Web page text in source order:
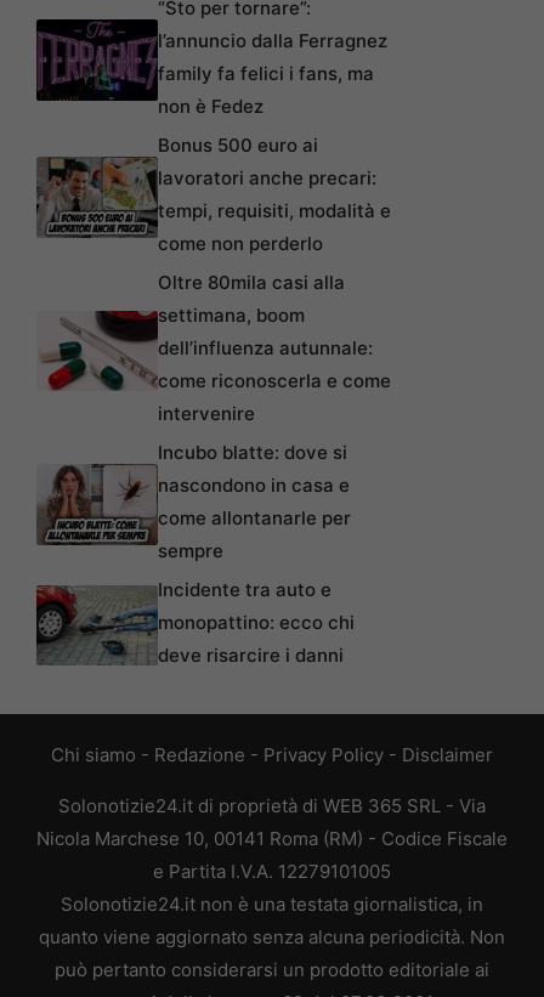
“Sto per tornare”:
l’annuncio dalla Ferragnez
family fa felici i fans, ma
non è Fedez
Bonus 500 euro ai
lavoratori anche precari:
tempi, requisiti, modalità e
come non perderlo
Oltre 80mila casi alla
settimana, boom
dell’influenza autunnale:
come riconoscerla e come
intervenire
Incubo blatte: dove si
nascondono in casa e
come allontanarle per
sempre
Incidente tra auto e
monopattino: ecco chi
deve risarcire i danni
Chi siamo - Redazione - Privacy Policy - Disclaimer
Solonotizie24.it di proprietà di WEB 365 SRL - Via
Nicola Marchese 10, 00141 Roma (RM) - Codice Fiscale
e Partita I.V.A. 12279101005
Solonotizie24.it non è una testata giornalistica, in
quanto viene aggiornato senza alcuna periodicità. Non
può pertanto considerarsi un prodotto editoriale ai